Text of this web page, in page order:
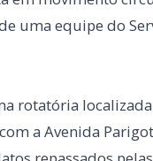
repassados
mais de 40
hora.
chegaram por
e ordens